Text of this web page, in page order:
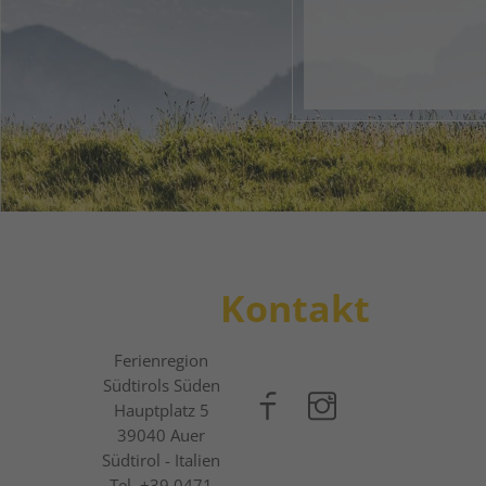
1 2 3
Kontakt
Ferienregion
Südtirols Süden
Hauptplatz 5
39040 Auer
Südtirol - Italien